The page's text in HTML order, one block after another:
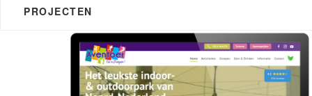
PROJECTEN